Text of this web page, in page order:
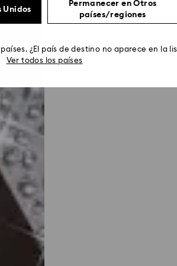
Unidos
Permanecer en Otros
países/regiones
¿El país de destino no aparece en la
Ver todos los países